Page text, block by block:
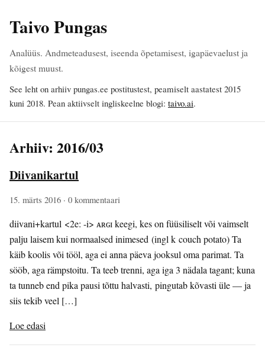
Taivo Pungas
Analüüs. Andmeteadusest, iseenda õpetamisest, igapäevaelust ja
kõigest muust.
See leht on arhiiv pungas.ee postitustest, peamiselt aastatest 2015
kuni 2018. Pean aktiivselt ingliskeelne blogi: taivo.ai.
Arhiiv: 2016/03
Diivanikartul
15. märts 2016 · 0 kommentaari
diivani+kartul <2e: -i> ᴀʀɢɪ keegi, kes on füüsiliselt või vaimselt
palju laisem kui normaalsed inimesed (ingl k couch potato) Ta
käib koolis või tööl, aga ei anna päeva jooksul oma parimat. Ta
sööb, aga rämpstoitu. Ta teeb trenni, aga iga 3 nädala tagant; kuna
ta tunneb end pika pausi tõttu halvasti, pingutab kõvasti üle — ja
siis tekib veel […]
Loe edasi